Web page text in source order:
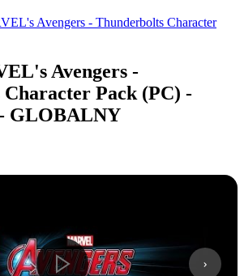
Avengers - Thunderbolts Character
Avengers -
Pack (PC) -
GLOBALNY